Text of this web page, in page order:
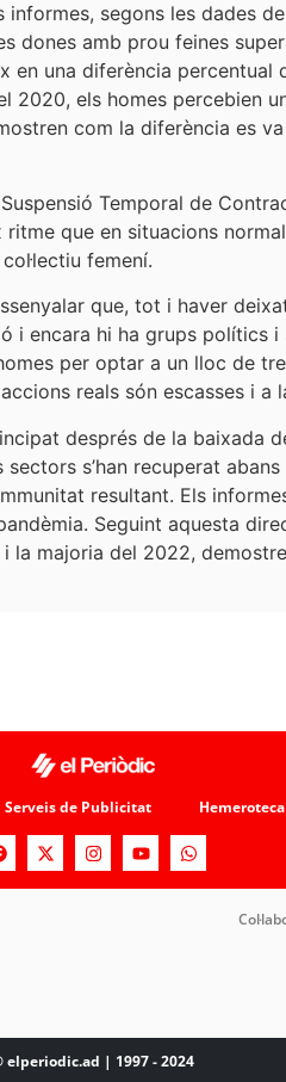
segons les dades
dones amb prou feines
una diferència percentual
els homes percebien
com la diferència es
Temporal de
que en situacions
femení.
que, tot i haver
i encara hi ha grups polítics
per optar a un lloc de
reals són escasses i
després de la
s’han recuperat
resultant. Els
Seguint aquesta
majoria del 2022,
Serveis de Publicitat Hemeroteca
elperiodic.ad | 1997 - 2024